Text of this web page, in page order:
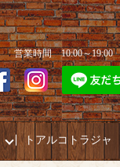
営業時間 10:00～
トアルコトラジャ